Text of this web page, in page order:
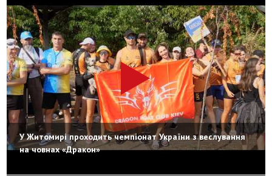
У Житомирі проходить чемпіонат України з веслування
на човнах «Дракон»